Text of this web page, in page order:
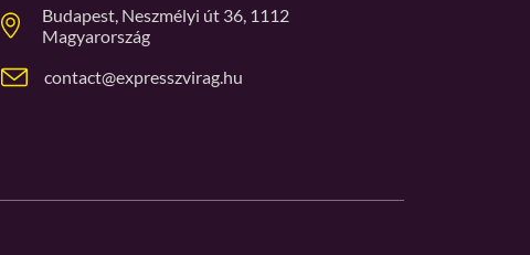
Budapest, Neszmélyi út 36, 1112
Magyarország
contact@expresszvirag.hu